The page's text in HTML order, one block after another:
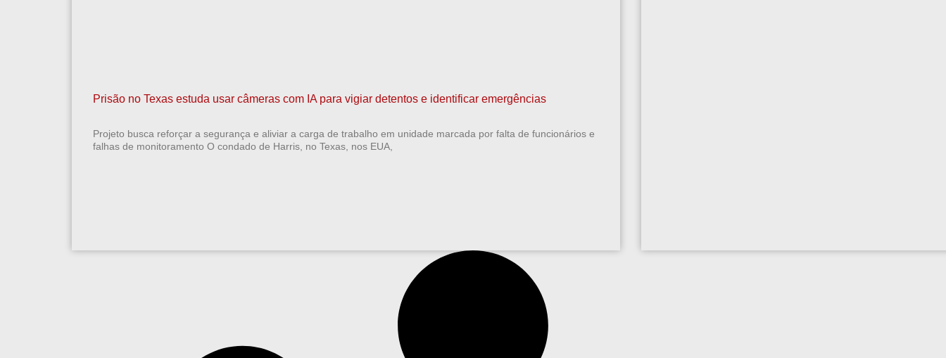
Prisão no Texas estuda usar câmeras com IA para vigiar detentos e identificar emergências
Projeto busca reforçar a segurança e aliviar a carga de trabalho em unidade marcada por falta de funcionários e
falhas de monitoramento O condado de Harris, no Texas, nos EUA,